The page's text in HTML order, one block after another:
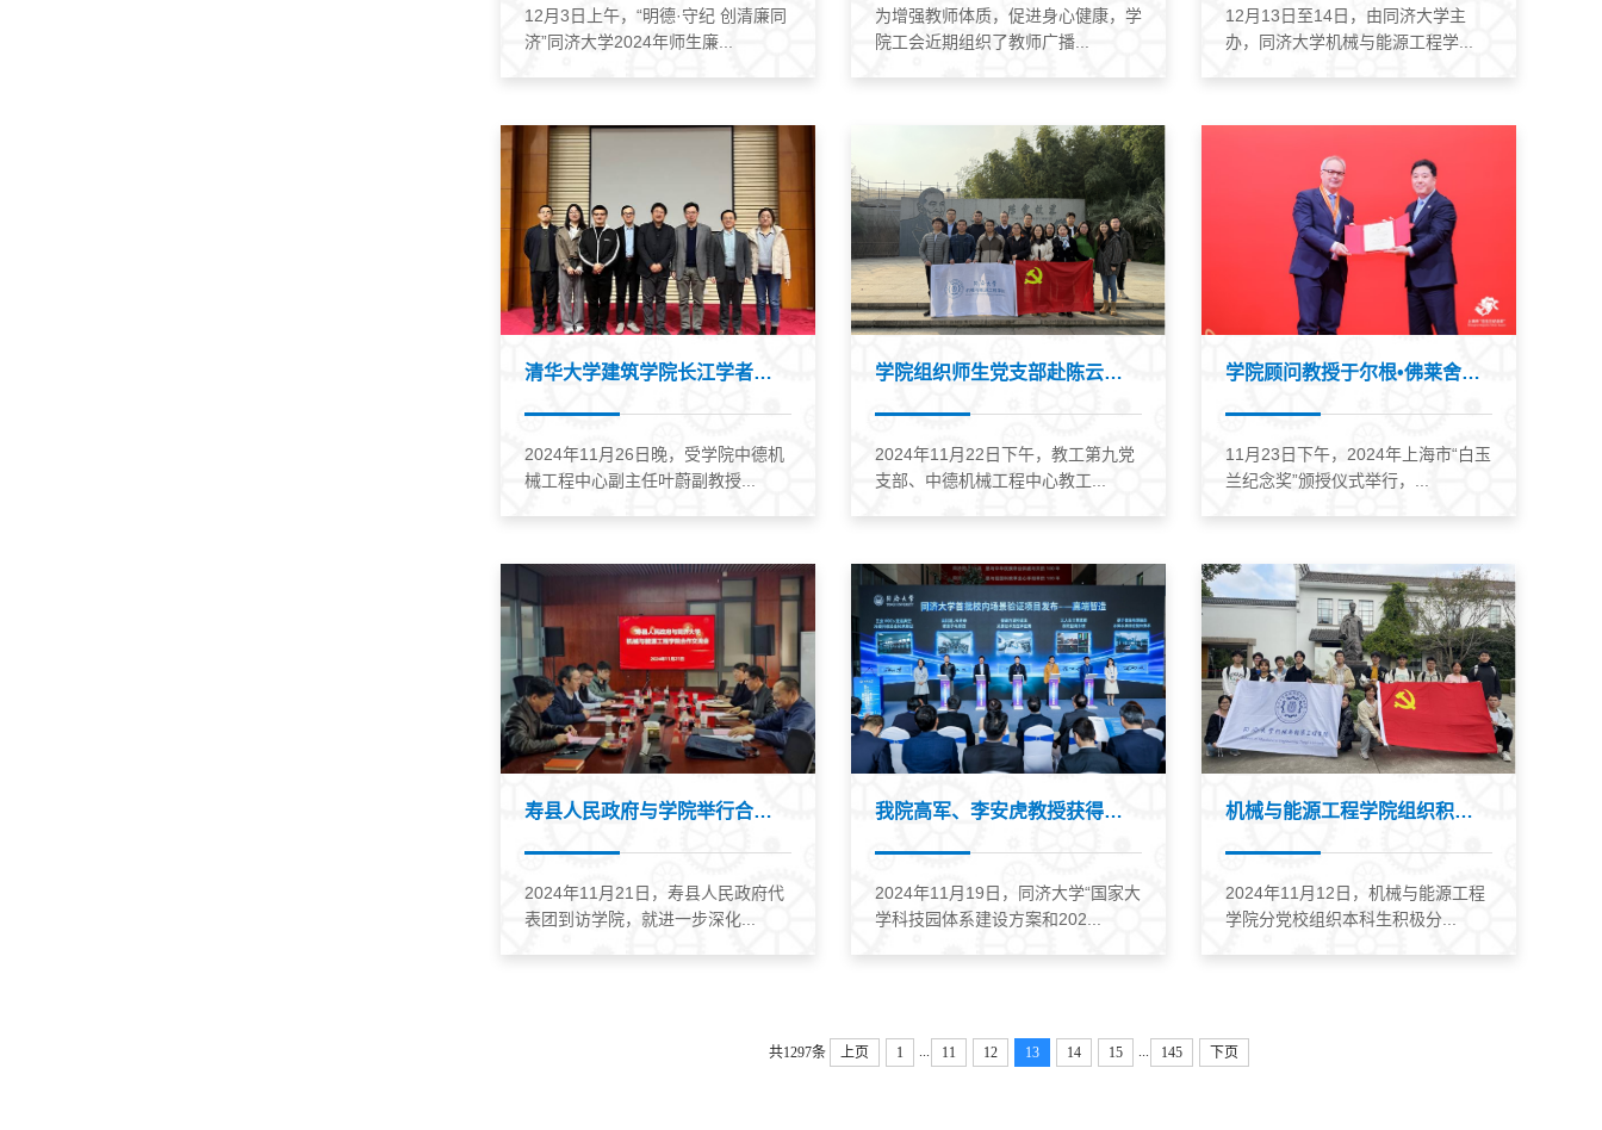
12月3日上午，“明德·守纪 创清廉同
济”同济大学2024年师生廉...
为增强教师体质，促进身心健康，学
院工会近期组织了教师广播...
12月13日至14日，由同济大学主
办，同济大学机械与能源工程学...
清华大学建筑学院长江学者特聘教授刘荔...
2024年11月26日晚，受学院中德机
械工程中心副主任叶蔚副教授...
学院组织师生党支部赴陈云纪念馆开展廉...
2024年11月22日下午，教工第九党
支部、中德机械工程中心教工...
学院顾问教授于尔根•佛莱舍院士获上海...
11月23日下午，2024年上海市“白玉
兰纪念奖”颁授仪式举行，...
寿县人民政府与学院举行合作交流会
2024年11月21日，寿县人民政府代
表团到访学院，就进一步深化...
我院高军、李安虎教授获得学校首批校内...
2024年11月19日，同济大学“国家大
学科技园体系建设方案和202...
机械与能源工程学院组织积极分子、发展...
2024年11月12日，机械与能源工程
学院分党校组织本科生积极分...
共1297条 上页 1 11 12 13 14 15 145 下页